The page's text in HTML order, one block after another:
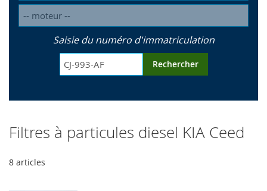
Saisie du numéro d'immatriculation
Rechercher
Filtres à particules diesel KIA Ceed
8 articles